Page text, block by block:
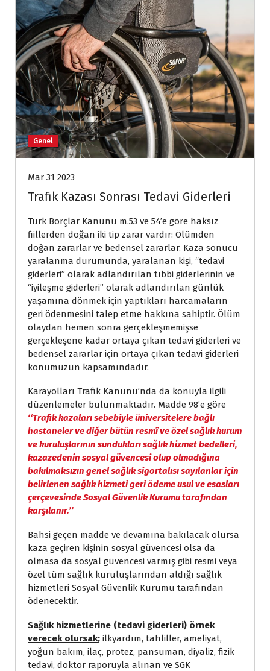
Genel
Mar 31 2023
Trafik Kazası Sonrası Tedavi Giderleri
Türk Borçlar Kanunu m.53 ve 54’e göre haksız
fiillerden doğan iki tip zarar vardır: Ölümden
doğan zararlar ve bedensel zararlar. Kaza sonucu
yaralanma durumunda, yaralanan kişi, “tedavi
giderleri” olarak adlandırılan tıbbi giderlerinin ve
“iyileşme giderleri” olarak adlandırılan günlük
yaşamına dönmek için yaptıkları harcamaların
geri ödenmesini talep etme hakkına sahiptir. Ölüm
olaydan hemen sonra gerçekleşmemişse
gerçekleşene kadar ortaya çıkan tedavi giderleri ve
bedensel zararlar için ortaya çıkan tedavi giderleri
konumuzun kapsamındadır.
Karayolları Trafik Kanunu’nda da konuyla ilgili
düzenlemeler bulunmaktadır. Madde 98’e göre
‘‘Trafik kazaları sebebiyle üniversitelere bağlı
hastaneler ve diğer bütün resmî ve özel sağlık kurum
ve kuruluşlarının sundukları sağlık hizmet bedelleri,
kazazedenin sosyal güvencesi olup olmadığına
bakılmaksızın genel sağlık sigortalısı sayılanlar için
belirlenen sağlık hizmeti geri ödeme usul ve esasları
çerçevesinde Sosyal Güvenlik Kurumu tarafından
karşılanır.’’
Bahsi geçen madde ve devamına bakılacak olursa
kaza geçiren kişinin sosyal güvencesi olsa da
olmasa da sosyal güvencesi varmış gibi resmi veya
özel tüm sağlık kuruluşlarından aldığı sağlık
hizmetleri Sosyal Güvenlik Kurumu tarafından
ödenecektir.
Sağlık hizmetlerine (tedavi giderleri) örnek
verecek olursak; ilkyardım, tahliller, ameliyat,
yoğun bakım, ilaç, protez, pansuman, diyaliz, fizik
tedavi, doktor raporuyla alınan ve SGK